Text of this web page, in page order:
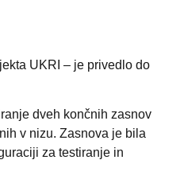
UKRI – je privedlo do
dveh končnih zasnov
v nizu. Zasnova je bila
za testiranje in